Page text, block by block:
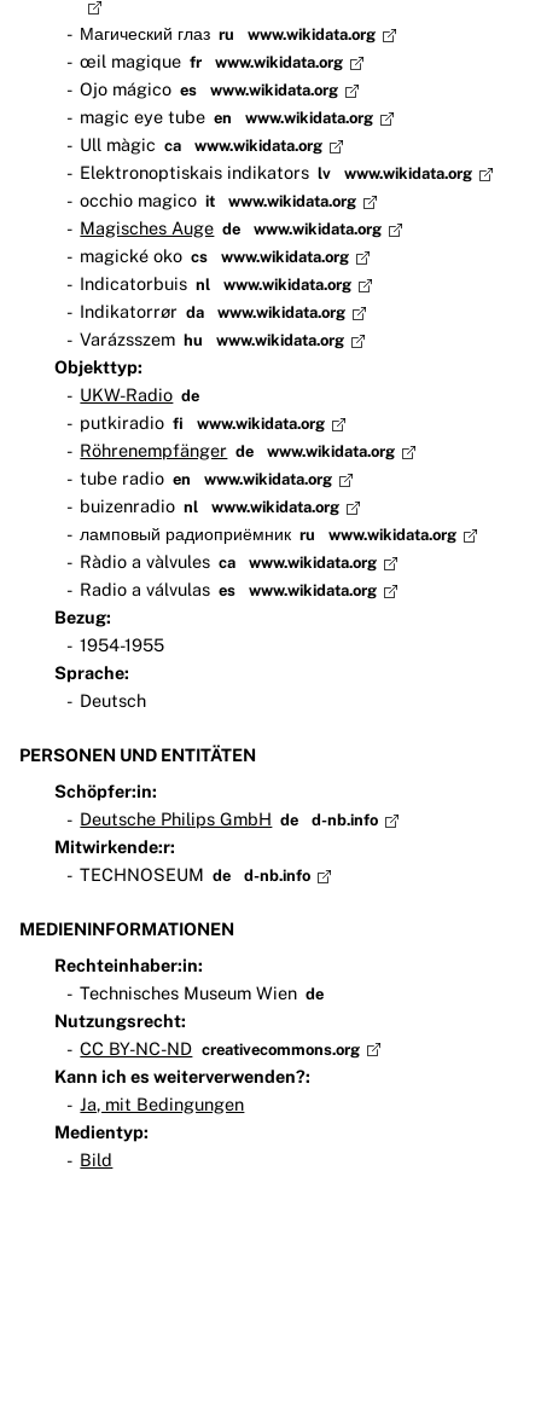
Магический глаз ru www.wikidata.org
œil magique fr www.wikidata.org
Ojo mágico es www.wikidata.org
magic eye tube en www.wikidata.org
Ull màgic ca www.wikidata.org
Elektronoptiskais indikators lv www.wikidata.org
occhio magico it www.wikidata.org
Magisches Auge de www.wikidata.org
magické oko cs www.wikidata.org
Indicatorbuis nl www.wikidata.org
Indikatorrør da www.wikidata.org
Varázsszem hu www.wikidata.org
Objekttyp:
UKW-Radio de
putkiradio fi www.wikidata.org
Röhrenempfänger de www.wikidata.org
tube radio en www.wikidata.org
buizenradio nl www.wikidata.org
ламповый радиоприёмник ru www.wikidata.org
Ràdio a vàlvules ca www.wikidata.org
Radio a válvulas es www.wikidata.org
Bezug:
1954-1955
Sprache:
Deutsch
PERSONEN UND ENTITÄTEN
Schöpfer:in:
Deutsche Philips GmbH de d-nb.info
Mitwirkende:r:
TECHNOSEUM de d-nb.info
MEDIENINFORMATIONEN
Rechteinhaber:in:
Technisches Museum Wien de
Nutzungsrecht:
CC BY-NC-ND creativecommons.org
Kann ich es weiterverwenden?:
Ja, mit Bedingungen
Medientyp:
Bild